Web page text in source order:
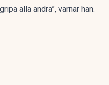
alla andra”, varnar han.